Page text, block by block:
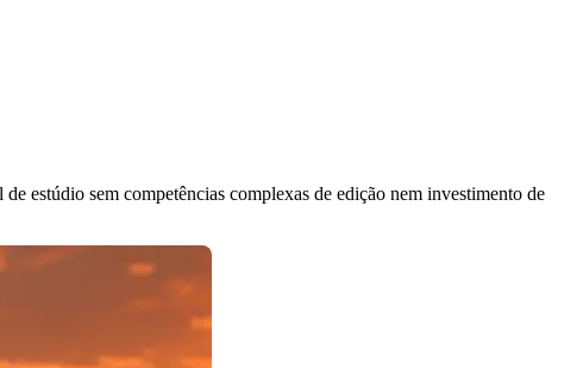
estúdio sem competências complexas de edição nem investimento de